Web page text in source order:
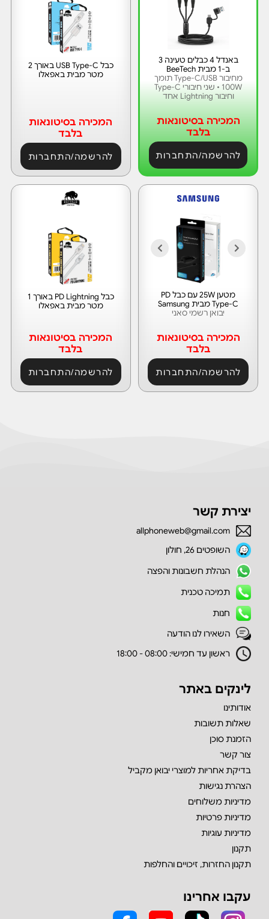
מחיבור Type-C/USB תומך
100W • שני חיבורי Type-C
וחיבור Lightning אחד
באנדל 4 כבלים טעינה 3
ב-1 מבית BeeTech
המכירה בסיטונאות
בלבד
להרשמה/התחברות
כבל USB Type-C באורך 2
מטר מבית באפאלו
המכירה בסיטונאות
בלבד
להרשמה/התחברות
יבואן רשמי סאני
מטען 25W עם כבל PD
Type-C מבית Samsung
המכירה בסיטונאות
בלבד
להרשמה/התחברות
כבל PD Lightning באורך 1
מטר מבית באפאלו
המכירה בסיטונאות
בלבד
להרשמה/התחברות
יצירת קשר
allphoneweb@gmail.com
השופטים 26, חולון
הנהלת חשבונות והפצה
תמיכה טכנית
חנות
השאירו לנו הודעה
ראשון עד חמישי: 08:00 - 18:00
לינקים באתר
אודותינו
שאלות תשובות
הזמנת סוכן
צור קשר
בדיקת אחריות למוצרי יבואן מקביל
הצהרת נגישות
מדיניות משלוחים
מדיניות פרטיות
מדיניות עוגיות
תקנון
תקנון החזרות, זיכויים והחלפות
עקבו אחרינו